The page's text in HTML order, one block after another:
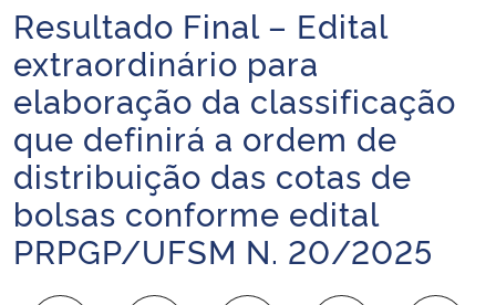
Ministério da Agricultura, Pecuária e Abastecimento
Ministério da Educação
Ministério da Cidadania
Ministério da Saúde
Início do conteúdo
Resultado Final – Edital
extraordinário para
elaboração da classificação
que definirá a ordem de
distribuição das cotas de
bolsas conforme edital
PRPGP/UFSM N. 20/2025